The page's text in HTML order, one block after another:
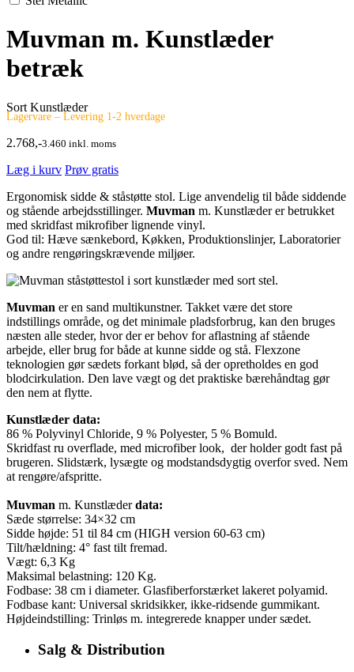
Muvman m. Kunstlæder
betræk
Sort Kunstlæder
Lagervare – Levering 1-2 hverdage
2.768,-3.460 inkl. moms
Læg i kurv Prøv gratis
Ergonomisk sidde & ståstøtte stol. Lige anvendelig til både siddende
og stående arbejdsstillinger. Muvman m. Kunstlæder er betrukket
med skridfast mikrofiber lignende vinyl.
God til: Hæve sænkebord, Køkken, Produktionslinjer, Laboratorier
og andre rengøringskrævende miljøer.
Muvman er en sand multikunstner. Takket være det store
indstillings område, og det minimale pladsforbrug, kan den bruges
næsten alle steder, hvor der er behov for aflastning af stående
arbejde, eller brug for både at kunne sidde og stå. Flexzone
teknologien gør sædets forkant blød, så der opretholdes en god
blodcirkulation. Den lave vægt og det praktiske bærehåndtag gør
den nem at flytte.
Kunstlæder data:
86 % Polyvinyl Chloride, 9 % Polyester, 5 % Bomuld.
Skridfast ru overflade, med microfiber look, der holder godt fast på
brugeren. Slidstærk, lysægte og modstandsdygtig overfor sved. Nem
at rengøre/afspritte.
Muvman m. Kunstlæderdata:
Sæde størrelse: 34×32 cm
Sidde højde: 51 til 84 cm (HIGH version 60-63 cm)
Tilt/hældning: 4° fast tilt fremad.
Vægt: 6,3 Kg
Maksimal belastning: 120 Kg.
Fodbase: 38 cm i diameter. Glasfiberforstærket lakeret polyamid.
Fodbase kant: Universal skridsikker, ikke-ridsende gummikant.
Højdeindstilling: Trinløs m. integrerede knapper under sædet.
Salg & Distribution